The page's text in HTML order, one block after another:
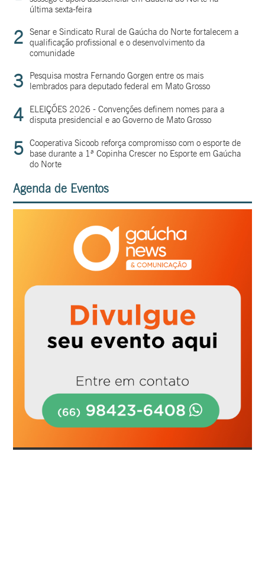
última sexta-feira
2
Senar e Sindicato Rural de Gaúcha do Norte fortalecem a
qualificação profissional e o desenvolvimento da
comunidade
3
Pesquisa mostra Fernando Gorgen entre os mais
lembrados para deputado federal em Mato Grosso
4
ELEIÇÕES 2026 - Convenções definem nomes para a
disputa presidencial e ao Governo de Mato Grosso
5 Cooperativa Sicoob reforça compromisso com o esporte de
base durante a 1ª Copinha Crescer no Esporte em Gaúcha
do Norte
Agenda de Eventos